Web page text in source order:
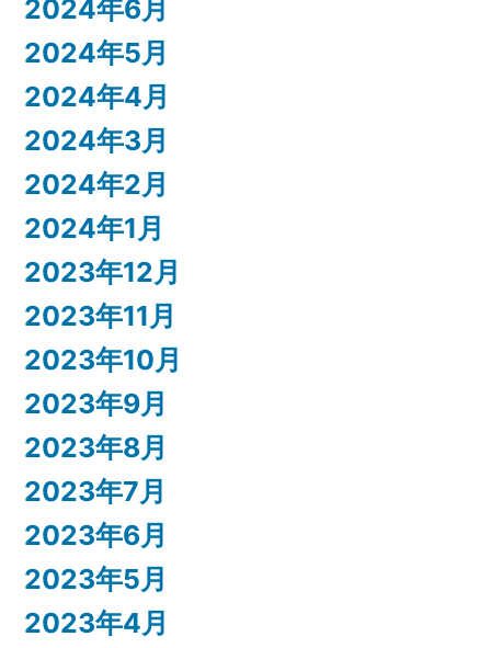
2024年6月
2024年5月
2024年4月
2024年3月
2024年2月
2024年1月
2023年12月
2023年11月
2023年10月
2023年9月
2023年8月
2023年7月
2023年6月
2023年5月
2023年4月